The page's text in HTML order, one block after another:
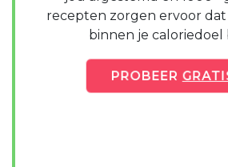
recepten zorgen ervoor dat
binnen je caloriedoel
PROBEER